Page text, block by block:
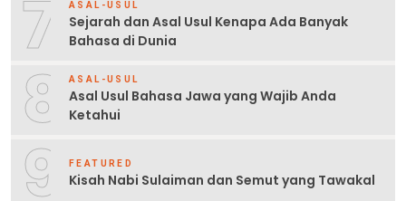
7 ASAL-USUL
Sejarah dan Asal Usul Kenapa Ada Banyak
Bahasa di Dunia
8 ASAL-USUL
Asal Usul Bahasa Jawa yang Wajib Anda
Ketahui
9 FEATURED
Kisah Nabi Sulaiman dan Semut yang Tawakal